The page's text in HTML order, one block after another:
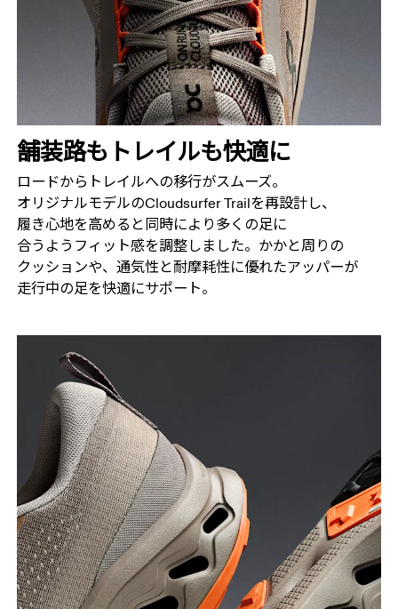
舗装路も​トレイルも​快適に
ロードから​トレイルへの​移行が​スムーズ。​
オリジナルモデルの​Cloudsurfer Trailを​再設計し、​
履き心地を​高めると​同時に​より​多くの​足に​
合うようフィット感を​調整しました。​かかと​周りの​
クッションや、​通気性と​耐摩耗性に​優れた​アッパーが​
走行中の​足を​快適に​サポート。